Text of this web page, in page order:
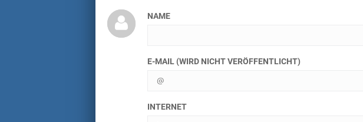
NAME
E-MAIL (WIRD NICHT VERÖFFENTLICHT)
INTERNET